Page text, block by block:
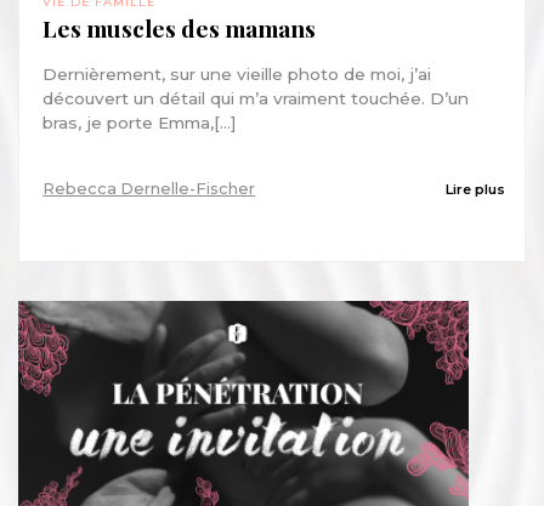
Les muscles des mamans
Dernièrement, sur une vieille photo de moi, j’ai
découvert un détail qui m’a vraiment touchée. D’un
bras, je porte Emma,[...]
Rebecca Dernelle-Fischer Lire plus